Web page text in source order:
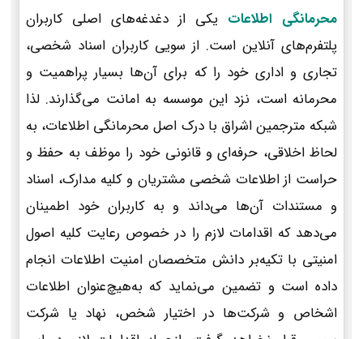
محرمانگی اطلاعات یکی از دغدغه‌های اصلی کاربران
پلتفرم‌های آنلاین است. از سویی کاربران اسناد شخصی،
تجاری و اداری خود را که برای آن‌ها بسیار پراهمیت و
محرمانه است، نزد این موسسه به امانت می‌گذارند. لذا
شبکه مترجمین اشراق با درک اصل محرمانگی اطلاعات، به
لحاظ اخلاقی، حرفه‌ای و قانونی خود را موظف به حفظ و
حراست از اطلاعات شخصی مشتریان و کلیه مدارک، اسناد
و مستندات آن‌ها می‌داند و به کاربران خود اطمینان
می‌دهد که اقدامات لازم را در خصوص رعایت کلیه اصول
امنیتی با تکیه‌بر دانش متخصصان امنیت اطلاعات انجام
داده است و تضمین می‌نماید که به‌هیچ‌عنوان اطلاعات
اشخاص و شرکت‌ها در اختیار شخص، نهاد یا شرکت